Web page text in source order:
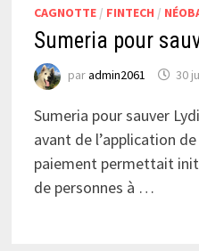
CAGNOTTE/ FINTECH /
Sumeria pour
paradmin2061 30
Sumeria pour sauver
avant de l’application
paiement permettait
de personnes à …